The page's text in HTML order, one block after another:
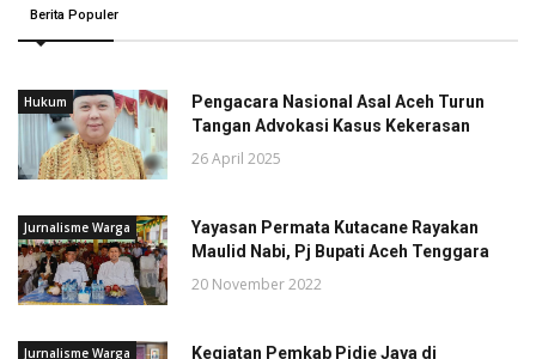
Berita Populer
Hukum
Pengacara Nasional Asal Aceh Turun
Tangan Advokasi Kasus Kekerasan
26 April 2025
Jurnalisme Warga
Yayasan Permata Kutacane Rayakan
Maulid Nabi, Pj Bupati Aceh Tenggara
20 November 2022
Jurnalisme Warga
Kegiatan Pemkab Pidie Jaya di